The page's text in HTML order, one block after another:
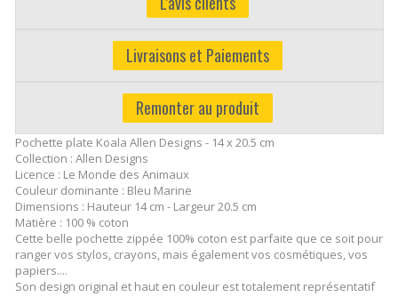
Livraisons et Paiements
Remonter au produit
Pochette plate Koala Allen Designs - 14 x 20.5 cm
Collection : Allen Designs
Licence : Le Monde des Animaux
Couleur dominante : Bleu Marine
Dimensions : Hauteur 14 cm - Largeur 20.5 cm
Matière : 100 % coton
Cette belle pochette zippée 100% coton est parfaite que ce soit pour
ranger vos stylos, crayons, mais également vos cosmétiques, vos
papiers....
Son design original et haut en couleur est totalement représentatif